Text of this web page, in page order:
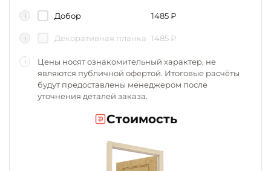
i Добор 1485₽
i Декоративная планка 1485 ₽
i
Цены носят ознакомительный характер, не
являются публичной офертой. Итоговые расчёты
будут предоставлены менеджером после
уточнения деталей заказа.
Стоимость